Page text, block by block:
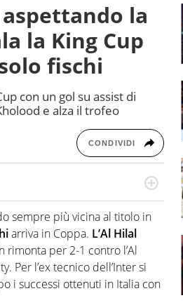
la
la King Cup
fischi
con un gol su assist di
e alza il trofeo
CONDIVIDI
Tocca l'apice quando ha
sempre più vicina al titolo in
arriva in Coppa. L’Al Hilal
rimonta per 2-1 contro l’Al
Per l’ex tecnico dell’Inter si
i successi ottenuti in Italia con